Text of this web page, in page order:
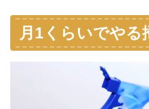
月1くらいでやる